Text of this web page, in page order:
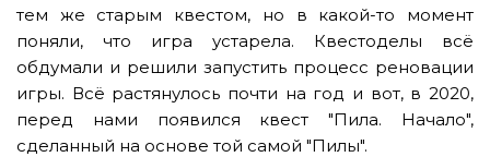
тем же старым квестом, но в какой-то момент
поняли, что игра устарела. Квестоделы всё
обдумали и решили запустить процесс реновации
игры. Всё растянулось почти на год и вот, в 2020,
перед нами появился квест "Пила. Начало",
сделанный на основе той самой "Пилы".